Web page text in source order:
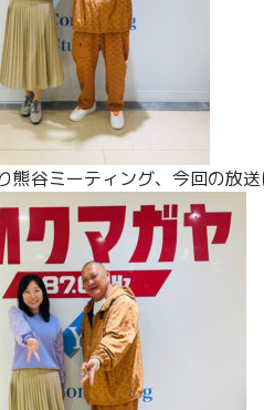
熊谷ミーティング、今回の放